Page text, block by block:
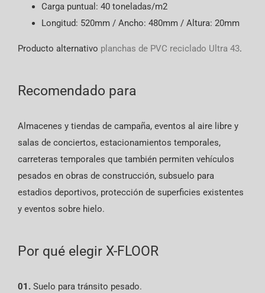
Carga puntual: 40 toneladas/m2
Longitud: 520mm / Ancho: 480mm / Altura: 20mm
Producto alternativo planchas de PVC reciclado Ultra 43.
Recomendado para
Almacenes y tiendas de campaña, eventos al aire libre y
salas de conciertos, estacionamientos temporales,
carreteras temporales que también permiten vehículos
pesados en obras de construcción, subsuelo para
estadios deportivos, protección de superficies existentes
y eventos sobre hielo.
Por qué elegir X-FLOOR
01.Suelo para tránsito pesado.